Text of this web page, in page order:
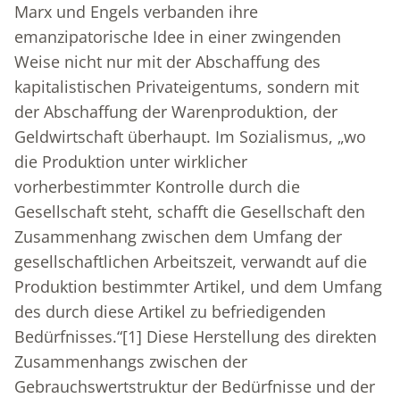
Marx und Engels verbanden ihre
emanzipatorische Idee in einer zwingenden
Weise nicht nur mit der Abschaffung des
kapitalistischen Privateigentums, sondern mit
der Abschaffung der Warenproduktion, der
Geldwirtschaft überhaupt. Im Sozialismus, „wo
die Produktion unter wirklicher
vorherbestimmter Kontrolle durch die
Gesellschaft steht, schafft die Gesellschaft den
Zusammenhang zwischen dem Umfang der
gesellschaftlichen Arbeitszeit, verwandt auf die
Produktion bestimmter Artikel, und dem Umfang
des durch diese Artikel zu befriedigenden
Bedürfnisses.“[1] Diese Herstellung des direkten
Zusammenhangs zwischen der
Gebrauchswertstruktur der Bedürfnisse und der